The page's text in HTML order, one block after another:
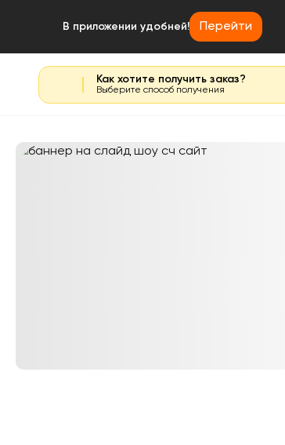
В приложении удобней! Перейти
Как хотите получить заказ?
Выберите способ получения